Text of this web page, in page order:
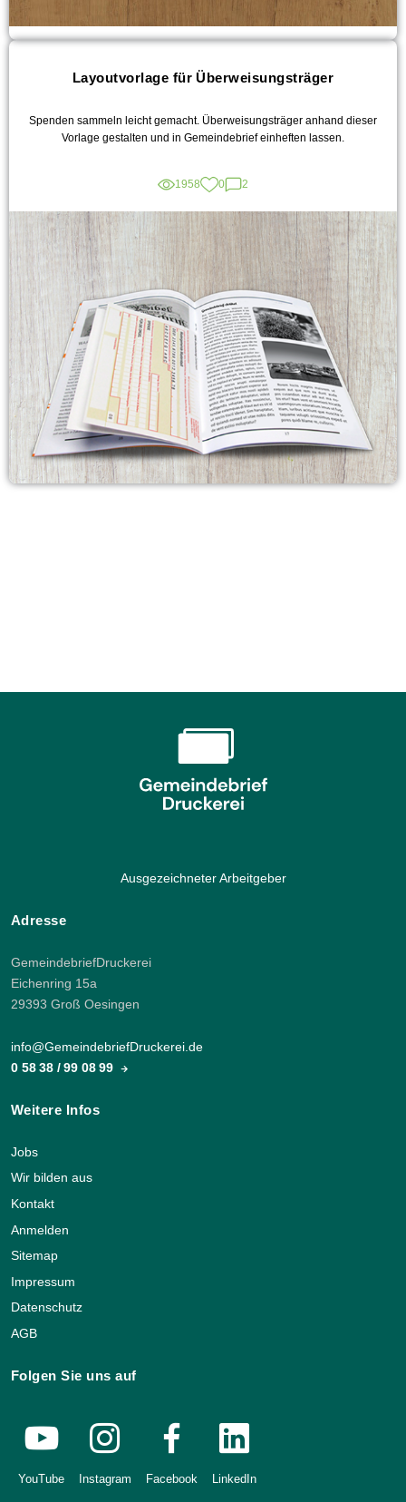
Layoutvorlage für Überweisungsträger
Spenden sammeln leicht gemacht. Überweisungsträger anhand dieser
Vorlage gestalten und in Gemeindebrief einheften lassen.
1958 0 2
Ausgezeichneter Arbeitgeber
Adresse
GemeindebriefDruckerei
Eichenring 15a
29393 Groß Oesingen
info@GemeindebriefDruckerei.de
0 58 38 / 99 08 99
Weitere Infos
Jobs
Wir bilden aus
Kontakt
Anmelden
Sitemap
Impressum
Datenschutz
AGB
Folgen Sie uns auf
YouTube Instagram Facebook LinkedIn